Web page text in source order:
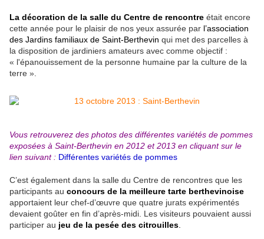
La décoration de la salle du Centre de rencontre était encore
cette année pour le plaisir de nos yeux assurée par l’association
des Jardins familiaux de Saint-Berthevin qui met des parcelles à
la disposition de jardiniers amateurs avec comme objectif :
« l'épanouissement de la personne humaine par la culture de la
terre ».
Vous retrouverez des photos des différentes variétés de pommes
exposées à Saint-Berthevin en 2012 et 2013 en cliquant sur le
lien suivant : Différentes variétés de pommes
C’est également dans la salle du Centre de rencontres que les
participants au concours de la meilleure tarte berthevinoise
apportaient leur chef-d’œuvre que quatre jurats expérimentés
devaient goûter en fin d’après-midi. Les visiteurs pouvaient aussi
participer au jeu de la pesée des citrouilles